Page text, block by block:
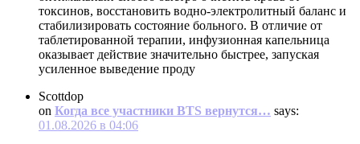
токсинов, восстановить водно-электролитный баланс и
стабилизировать состояние больного. В отличие от
таблетированной терапии, инфузионная капельница
оказывает действие значительно быстрее, запуская
усиленное выведение проду
Scottdop
on Когда все участники BTS вернутся… says:
01.08.2026 в 04:06